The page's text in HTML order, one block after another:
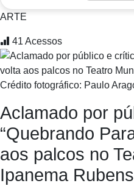
ARTE
41Acessos
Crédito fotográfico: Paulo
Aclamado por
“Quebrando
aos palcos no
Ipanema